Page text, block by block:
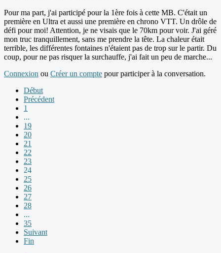
Pour ma part, j'ai participé pour la 1ère fois à cette MB. C'était un
première en Ultra et aussi une première en chrono VTT. Un drôle de
défi pour moi! Attention, je ne visais que le 70km pour voir. J'ai géré
mon truc tranquillement, sans me prendre la tête. La chaleur était
terrible, les différentes fontaines n'étaient pas de trop sur le partir. Du
coup, pour ne pas risquer la surchauffe, j'ai fait un peu de marche...
Connexion ou Créer un compte pour participer à la conversation.
Début
Précédent
1
...
19
20
21
22
23
24
25
26
27
28
...
35
Suivant
Fin